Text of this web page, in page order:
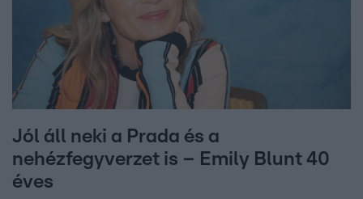
Jól áll neki a Prada és a
nehézfegyverzet is – Emily Blunt 40
éves